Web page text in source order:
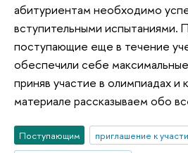
абитуриентам необходимо
вступительными испытаниями.
поступающие еще в течение
обеспечили себе
приняв участие в олимпиадах и
материале рассказываем обо
Поступающим приглашение к